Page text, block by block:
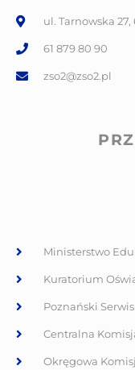
ul. Tarnowska 27,
61 879 80 90
zso2@zso2.pl
Ministerstwo
Kuratorium
Poznański
Centralna
Okręgowa